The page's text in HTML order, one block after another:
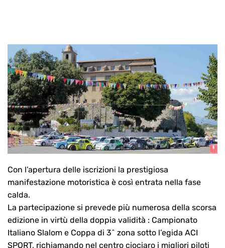
Con l’apertura delle iscrizioni la prestigiosa
manifestazione motoristica è così entrata nella fase
calda.
La partecipazione si prevede più numerosa della scorsa
edizione in virtù della doppia validità : Campionato
Italiano Slalom e Coppa di 3^ zona sotto l’egida ACI
SPORT, richiamando nel centro ciociaro i migliori piloti